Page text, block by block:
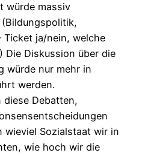
würde massiv
Ticket ja/nein, welche
Die Diskussion über die
würde nur mehr in
werden.
Debatten,
wieviel Sozialstaat wir in
wie hoch wir die